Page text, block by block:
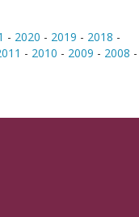
- 2020 - 2019 - 2018 -
- 2010 - 2009 - 2008 -